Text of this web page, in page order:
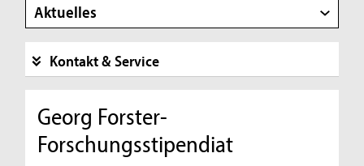
Aktuelles
Kontakt & Service
Georg Forster-
Forschungsstipendiat